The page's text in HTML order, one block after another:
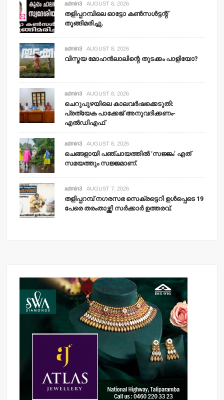
admin3 AUGUST 8, 2026
തളിപ്പറമ്പിലെ ഓട്ടോ കണ്‍സള്‍ട്ടന്റ്
തൂങ്ങിമരിച്ചു.
admin3 AUGUST 8, 2026
വിസ്മയ മോഹന്‍ലാലിന്റെ തുടക്കം പാളിയോ?
admin3 AUGUST 8, 2026
ചെറുപുഴയിലെ കാലവര്‍ഷക്കെടുതി:
പ്രത്യേക പാക്കേജ് അനുവദിക്കണം-
എല്‍ഡിഎഫ്
admin3 AUGUST 8, 2026
ചെങ്ങളായി പഞ്ചായത്തില്‍ ‘സജ്ജം’ എത്
സമയത്തും സജ്ജമാണ്.
admin3 AUGUST 7, 2026
തളിപ്പറമ്പ് നഗരസഭ സെക്രട്ടെറി ഉള്‍പ്പെടെ 19
പേരെ തരംതാഴ്ത്തി സര്‍ക്കാര്‍ ഉത്തരവ്.